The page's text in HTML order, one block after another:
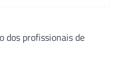
dos profissionais de